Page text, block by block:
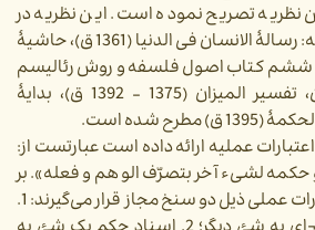
نظریه تصریح نموده است. این نظریه در
سایر آثار علامه ره از جمله: رسالۀ الانسان فی الدنیا (1361 ق)، حاشیۀ
ق) و مقالۀ ششم کتاب اصول فلسفه و روش رئالیسم
(1373 ق)، تفسیر البیان، تفسیر المیزان (1375 - 1392 ق)، بدایۀ
عملیه ارائه داده است عبارتست از:
لشی‏ء آخر بتصرّف الوهم و فعله». بر
اساس این تعریف، اعتبارات عملی ذیل دو سنخ مجاز قرار می‌گیرند: 1.